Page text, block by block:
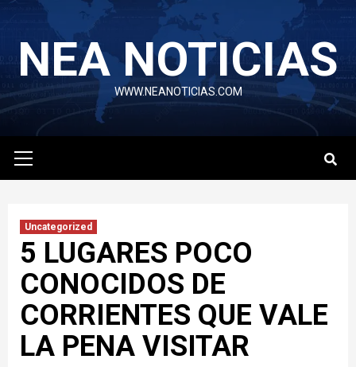
content
NEA NOTICIAS
WWW.NEANOTICIAS.COM
Menu
Uncategorized
5 LUGARES POCO
CONOCIDOS DE
CORRIENTES QUE VALE
LA PENA VISITAR